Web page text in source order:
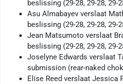
beslissing (29-28, 29-28, 29-
Asu Almabayev verslaat
beslissing (29-28, 29-28, 29-
Jean Matsumoto verslaat
beslissing (29-28, 29-28, 29-
Joselyne Edwards verslaat
submission (rear-naked
Elise Reed verslaat Jessica